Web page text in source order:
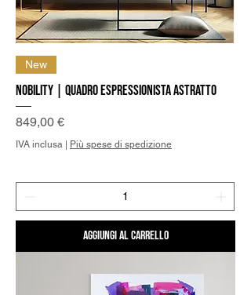
New
Nobility | Quadro Espressionista Astratto
Prezzo
849,00 €
IVA inclusa Più spese di spedizione
Aggiungi al carrello